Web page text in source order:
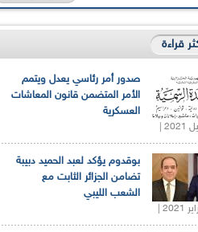
قراءة
صدور أمر رئاسي يعدل ويتمم
الأمر المتضمن قانون المعاشات
العسكرية
بوقدوم يؤكد لعبد الحميد دبيبة
تضامن الجزائر الثابت مع
الشعب الليبي